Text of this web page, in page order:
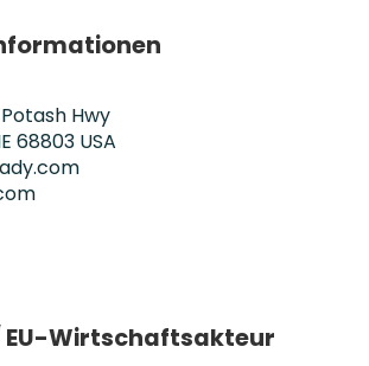
Hwy
68803 USA
Wirtschaftsakteur